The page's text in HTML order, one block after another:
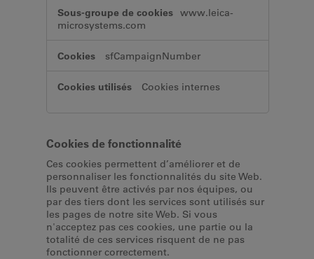
www.leica-
microsystems.com
sfCampaignNumber
Cookies internes
Cookies de fonctionnalité
Ces cookies permettent d’améliorer et de
personnaliser les fonctionnalités du site Web.
Ils peuvent être activés par nos équipes, ou
par des tiers dont les services sont utilisés sur
les pages de notre site Web. Si vous
n'acceptez pas ces cookies, une partie ou la
totalité de ces services risquent de ne pas
fonctionner correctement.